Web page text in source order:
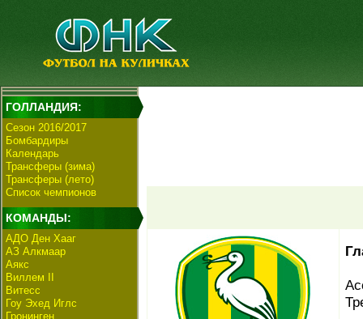
ГОЛЛАНДИЯ:
Сезон 2016/2017
Бомбардиры
Календарь
Трансферы (зима)
Трансферы (лето)
Список чемпионов
КОМАНДЫ:
АДО Ден Хааг
АЗ Алкмаар
Аякс
Виллем II
Витесс
Гоу Эхед Иглс
Гронинген